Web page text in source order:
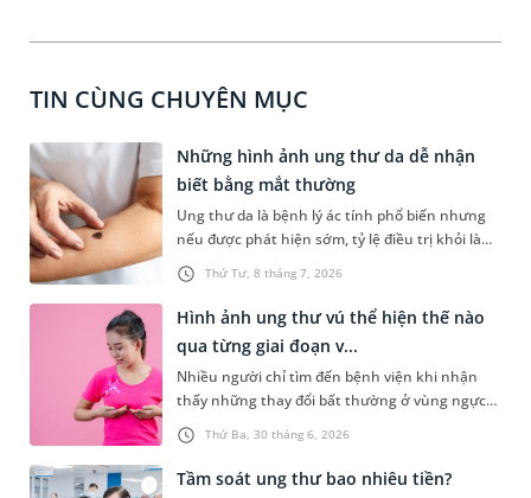
TIN CÙNG CHUYÊN MỤC
Thứ Tư, 8 tháng 7, 2026
Những hình ảnh ung thư da dễ nhận
biết bằng mắt thường
Ung thư da là bệnh lý ác tính phổ biến nhưng
nếu được phát hiện sớm, tỷ lệ điều trị khỏi là
rất cao. Tuy nhiên, ở giai đoạn đầu, các tổn
thương trên da rất dễ bị nhầm lẫn với nốt ruồi
hoặc vết loét lành tính thông thường. Việc chủ
động nhận biết các hình ảnh ung thư da đặc
trưng là rất quan trọng để người bệnh đi thăm
khám kịp thời.
Thứ Ba, 30 tháng 6, 2026
Hình ảnh ung thư vú thể hiện thế nào
qua từng giai đoạn v...
Nhiều người chỉ tìm đến bệnh viện khi nhận
thấy những thay đổi bất thường ở vùng ngực
mà không biết bệnh hoàn toàn có thể phát
hiện sớm nếu chú ý quan sát. Việc tìm hiểu
hình ảnh ung thư vú qua từng giai đoạn không
Tầm soát ung thư bao nhiêu tiền?